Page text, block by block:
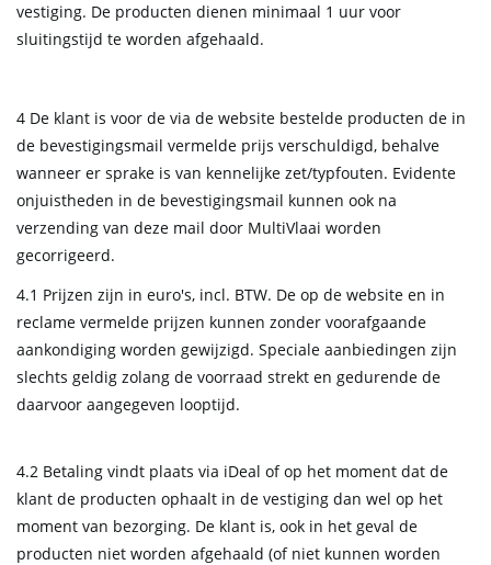
vestiging. De producten dienen minimaal 1 uur voor
sluitingstijd te worden afgehaald.
4 De klant is voor de via de website bestelde producten de in
de bevestigingsmail vermelde prijs verschuldigd, behalve
wanneer er sprake is van kennelijke zet/typfouten. Evidente
onjuistheden in de bevestigingsmail kunnen ook na
verzending van deze mail door MultiVlaai worden
gecorrigeerd.
4.1 Prijzen zijn in euro's, incl. BTW. De op de website en in
reclame vermelde prijzen kunnen zonder voorafgaande
aankondiging worden gewijzigd. Speciale aanbiedingen zijn
slechts geldig zolang de voorraad strekt en gedurende de
daarvoor aangegeven looptijd.
4.2 Betaling vindt plaats via iDeal of op het moment dat de
klant de producten ophaalt in de vestiging dan wel op het
moment van bezorging. De klant is, ook in het geval de
producten niet worden afgehaald (of niet kunnen worden